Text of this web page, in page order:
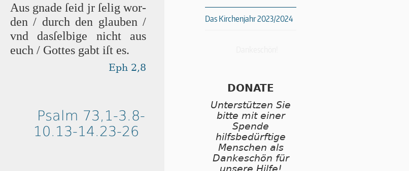
Aus gnade ſeid jr ſe­lig wor­
den / durch den glauben /
vnd das­ſel­bi­ge nicht aus
euch / Got­tes gabt iſt es.
Eph 2,8
Psalm 73,1-3.8-
10.13-14.23-26
Das Kirchenjahr 2023/2024
DONATE
Unterstützen Sie
bitte mit einer
Spende
hilfsbedürftige
Menschen als
Dankeschön für
unsere Hilfe!